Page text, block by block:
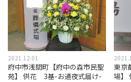
2021.12.01
府中市浅間町【府中の森市民聖
苑】 供花 3基-お通夜式届け-
東京
場】